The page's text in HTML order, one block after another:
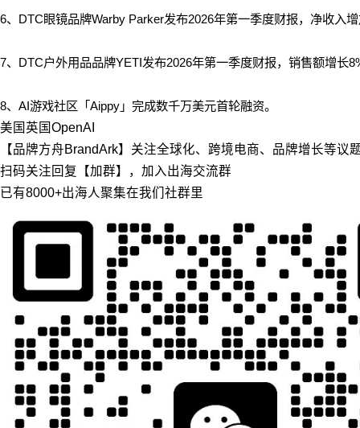
6、DTC眼镜品牌Warby Parker发布2026年第一季度财报，净收入
7、DTC户外用品品牌YETI发布2026年第一季度财报，销售额增长
8、AI游戏社区「Aippy」完成数千万美元首轮融资。
美国 英国 OpenAI
【品牌方舟BrandArk】关注全球化、跨境电商、品牌增长等议
扫码关注回复【加群】，加入出海交流群
已有8000+出海人聚集在我们社群里